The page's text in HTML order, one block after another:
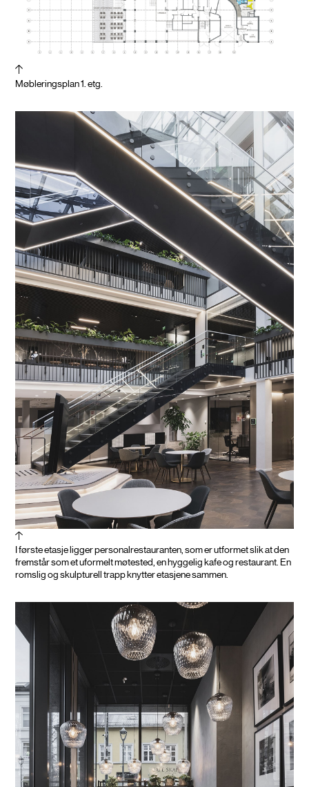
være et konkurransedyktig produkt for utleie, at
det skal tåle stor slitasje og at vi skal kunne møte
fleksibel bruk av områdene.
Møbleringsplan 1. etg.
I første etasje ligger personalrestauranten, som er utformet slik at den
fremstår som et uformelt møtested, en hyggelig kafe og restaurant. En
romslig og skulpturell trapp knytter etasjene sammen.